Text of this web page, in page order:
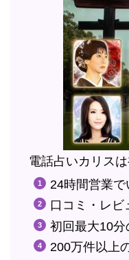
電話占いカリス
24時間営業
口コミ・レビ
初回最大10分
200万件以上